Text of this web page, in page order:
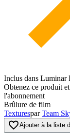
Inclus dans Luminar
Obtenez ce produit
l'abonnement
Brûlure de film
Texturespar Team
favorite_borderAjouter à la liste